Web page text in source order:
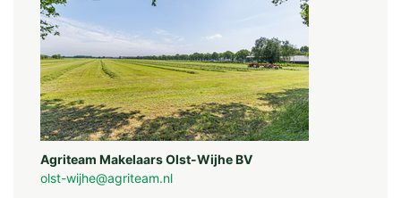
Agriteam Makelaars Olst-Wijhe BV
olst-wijhe@agriteam.nl